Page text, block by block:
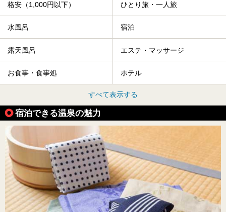
格安（1,000円以下） ひとり旅・一人旅
水風呂 宿泊
露天風呂 エステ・マッサージ
お食事・食事処 ホテル
すべて表示する
宿泊できる温泉の魅力